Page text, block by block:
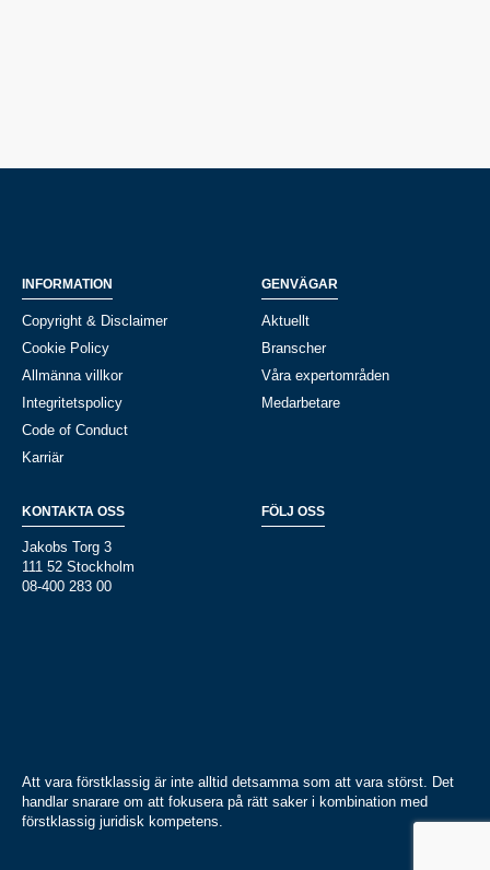
INFORMATION
Copyright & Disclaimer
Cookie Policy
Allmänna villkor
Integritetspolicy
Code of Conduct
Karriär
GENVÄGAR
Aktuellt
Branscher
Våra expertområden
Medarbetare
KONTAKTA OSS
Jakobs Torg 3
111 52 Stockholm
08-400 283 00
FÖLJ OSS
Att vara förstklassig är inte alltid detsamma som att vara störst. Det
handlar snarare om att fokusera på rätt saker i kombination med
förstklassig juridisk kompetens.